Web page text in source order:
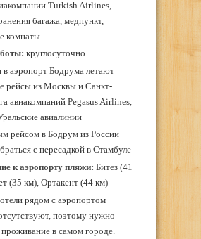
Turkish Airlines,
багажа, медпункт,
комнаты
круглосуточно
в аэропорт Бодрума летают
рейсы из Москвы и Санкт-
авиакомпаний Pegasus Airlines,
авиалинии
рейсом в Бодрум из России
с пересадкой в Стамбуле
к аэропорту пляжи: Битез (41
(35 км), Ортакент (44 км)
рядом с аэропортом
поэтому нужно
в самом городе.